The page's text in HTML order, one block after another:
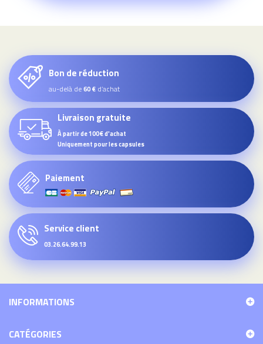
Bon de réduction
au-delà de60 € d’achat
Livraison gratuite
À partir de 100€ d'achat
Uniquement pour les capsules
Paiement
Service client
03.26.64.99.13
INFORMATIONS
CATÉGORIES